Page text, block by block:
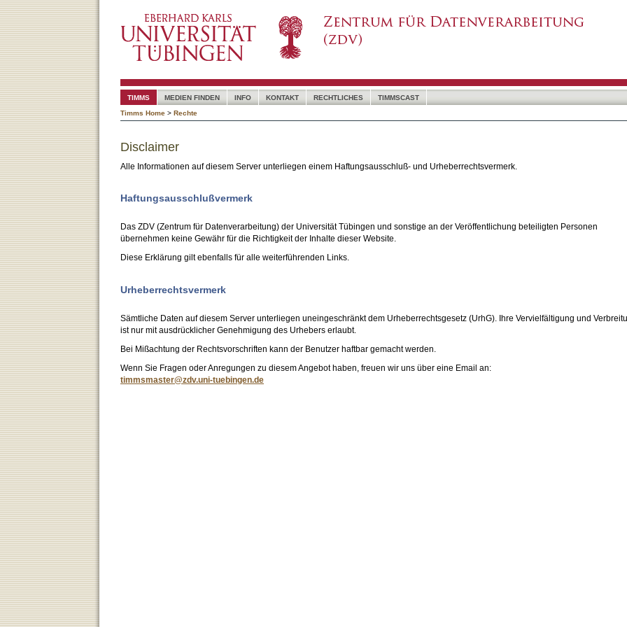
TIMMS MEDIEN FINDEN INFO KONTAKT RECHTLICHES
TIMMSCAST
Timms Home > Rechte
Disclaimer
Alle Informationen auf diesem Server unterliegen einem Haftungsausschluß- und Urheberrechtsvermerk.
Haftungsausschlußvermerk
Das ZDV (Zentrum für Datenverarbeitung) der Universität Tübingen und sonstige an der Veröffentlichung beteiligten Personen
übernehmen keine Gewähr für die Richtigkeit der Inhalte dieser Website.
Diese Erklärung gilt ebenfalls für alle weiterführenden Links.
Urheberrechtsvermerk
Sämtliche Daten auf diesem Server unterliegen uneingeschränkt dem Urheberrechtsgesetz (UrhG). Ihre Vervielfältigung und
ist nur mit ausdrücklicher Genehmigung des Urhebers erlaubt.
Bei Mißachtung der Rechtsvorschriften kann der Benutzer haftbar gemacht werden.
Wenn Sie Fragen oder Anregungen zu diesem Angebot haben, freuen wir uns über eine Email an:
timmsmaster@zdv.uni-tuebingen.de